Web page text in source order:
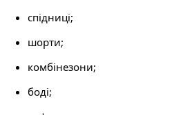
спідниці;
шорти;
комбінезони;
боді;